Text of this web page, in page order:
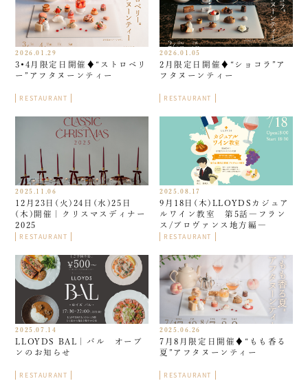
2026.01.29
3•4月限定日開催♦︎“ストロベリ
ー”アフタヌーンティー
RESTAURANT
2026.01.05
2月限定日開催♦︎“ショコラ”ア
フタヌーンティー
RESTAURANT
2025.11.06
12月23日(火)24日(水)25日
(木)開催｜クリスマスディナー
2025
RESTAURANT
2025.08.17
9月18日(木)LLOYDSカジュア
ルワイン教室 第5話―フラン
ス/プロヴァンス地方編―
RESTAURANT
2025.07.14
LLOYDS BAL｜バル オープ
ンのお知らせ
RESTAURANT
2025.06.26
7月8月限定日開催♦︎“もも香る
夏”アフタヌーンティー
RESTAURANT